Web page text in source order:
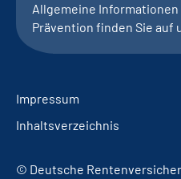
Allgemeine Informationen
Prävention finden Sie auf
Impressum
Inhaltsverzeichnis
© Deutsche